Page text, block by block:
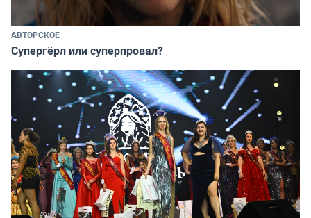
АВТОРСКОЕ
Супергёрл или суперпровал?